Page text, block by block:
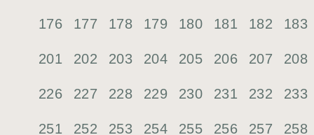
176 177 178 179 180 181 182 183
201 202 203 204 205 206 207 208
226 227 228 229 230 231 232 233
251 252 253 254 255 256 257 258